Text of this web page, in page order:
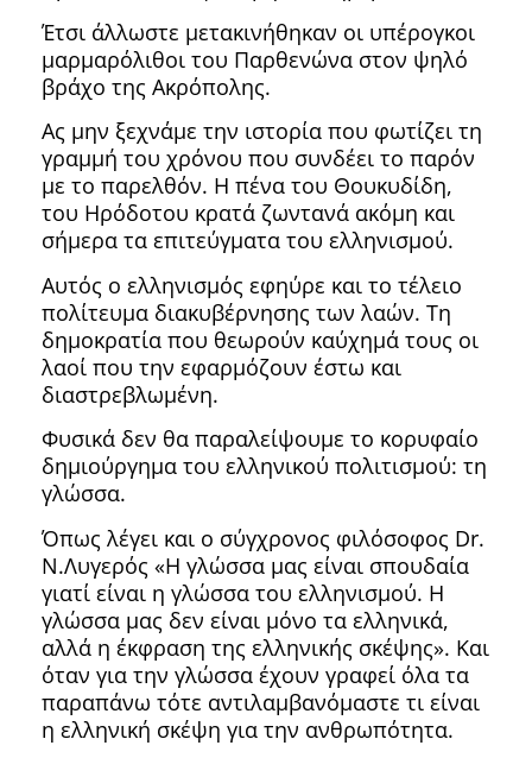
Έτσι άλλωστε μετακινήθηκαν οι υπέρογκοι
μαρμαρόλιθοι του Παρθενώνα στον ψηλό
βράχο της Ακρόπολης.
Ας μην ξεχνάμε την ιστορία που φωτίζει τη
γραμμή του χρόνου που συνδέει το παρόν
με το παρελθόν. Η πένα του Θουκυδίδη,
του Ηρόδοτου κρατά ζωντανά ακόμη και
σήμερα τα επιτεύγματα του ελληνισμού.
Αυτός ο ελληνισμός εφηύρε και το τέλειο
πολίτευμα διακυβέρνησης των λαών. Τη
δημοκρατία που θεωρούν καύχημά τους οι
λαοί που την εφαρμόζουν έστω και
διαστρεβλωμένη.
Φυσικά δεν θα παραλείψουμε το κορυφαίο
δημιούργημα του ελληνικού πολιτισμού: τη
γλώσσα.
Όπως λέγει και ο σύγχρονος φιλόσοφος Dr.
Ν.Λυγερός «Η γλώσσα μας είναι σπουδαία
γιατί είναι η γλώσσα του ελληνισμού. Η
γλώσσα μας δεν είναι μόνο τα ελληνικά,
αλλά η έκφραση της ελληνικής σκέψης». Και
όταν για την γλώσσα έχουν γραφεί όλα τα
παραπάνω τότε αντιλαμβανόμαστε τι είναι
η ελληνική σκέψη για την ανθρωπότητα.